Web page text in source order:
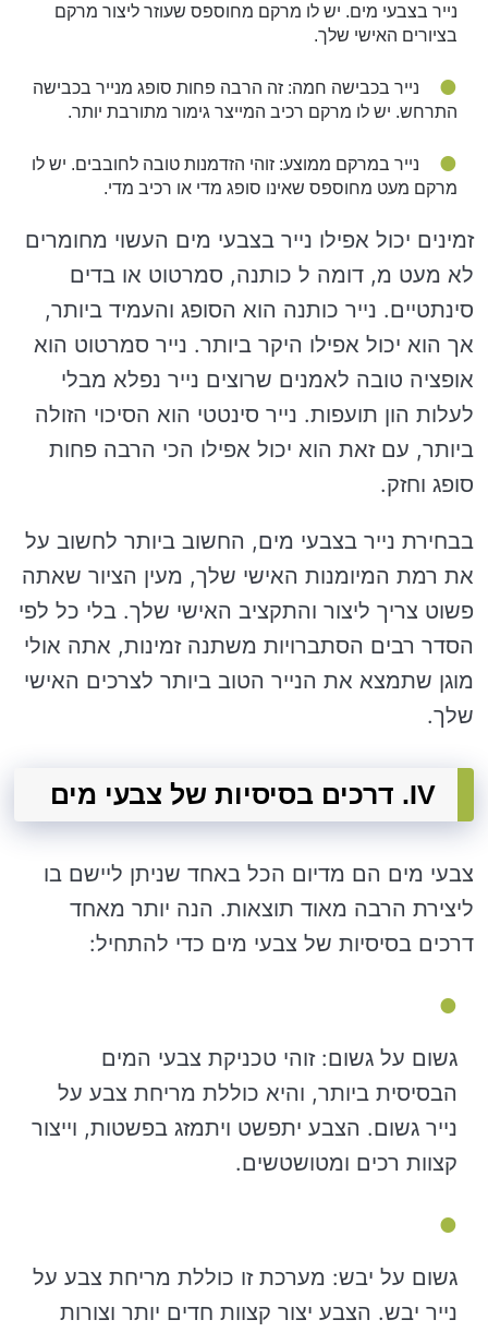
נייר בצבעי מים. יש לו מרקם מחוספס שעוזר ליצור מרקם
בציורים האישי שלך.
נייר בכבישה חמה: זה הרבה פחות סופג מנייר בכבישה
התרחש. יש לו מרקם רכיב המייצר גימור מתורבת יותר.
נייר במרקם ממוצע: זוהי הזדמנות טובה לחובבים. יש לו
מרקם מעט מחוספס שאינו סופג מדי או רכיב מדי.
זמינים יכול אפילו נייר בצבעי מים העשוי מחומרים
לא מעט מ, דומה ל כותנה, סמרטוט או בדים
סינתטיים. נייר כותנה הוא הסופג והעמיד ביותר,
אך הוא יכול אפילו היקר ביותר. נייר סמרטוט הוא
אופציה טובה לאמנים שרוצים נייר נפלא מבלי
לעלות הון תועפות. נייר סינטטי הוא הסיכוי הזולה
ביותר, עם זאת הוא יכול אפילו הכי הרבה פחות
סופג וחזק.
בבחירת נייר בצבעי מים, החשוב ביותר לחשוב על
את רמת המיומנות האישי שלך, מעין הציור שאתה
פשוט צריך ליצור והתקציב האישי שלך. בלי כל לפי
הסדר רבים הסתברויות משתנה זמינות, אתה אולי
מוגן שתמצא את הנייר הטוב ביותר לצרכים האישי
שלך.
IV. דרכים בסיסיות של צבעי מים
צבעי מים הם מדיום הכל באחד שניתן ליישם בו
ליצירת הרבה מאוד תוצאות. הנה יותר מאחד
דרכים בסיסיות של צבעי מים כדי להתחיל:
גשום על גשום: זוהי טכניקת צבעי המים
הבסיסית ביותר, והיא כוללת מריחת צבע על
נייר גשום. הצבע יתפשט ויתמזג בפשטות, וייצור
קצוות רכים ומטושטשים.
גשום על יבש: מערכת זו כוללת מריחת צבע על
נייר יבש. הצבע יצור קצוות חדים יותר וצורות